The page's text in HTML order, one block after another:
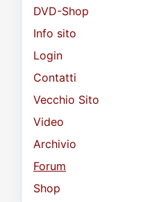
DVD-Shop
Info sito
Login
Contatti
Vecchio Sito
Video
Archivio
Forum
Shop